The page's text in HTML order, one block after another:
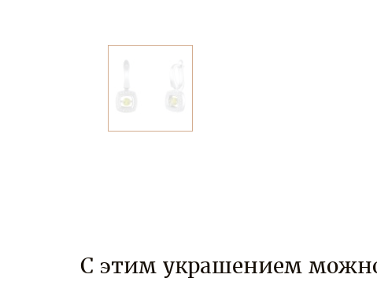
С этим украшением